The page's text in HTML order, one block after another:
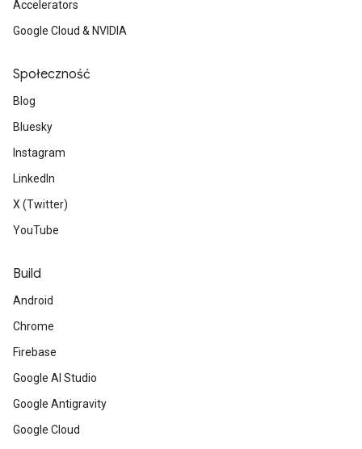
Accelerators
Google Cloud & NVIDIA
Społeczność
Blog
Bluesky
Instagram
LinkedIn
X (Twitter)
YouTube
Build
Android
Chrome
Firebase
Google AI Studio
Google Antigravity
Google Cloud